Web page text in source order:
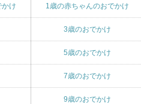
け 1歳の赤ちゃんのおでかけ
3歳のおでかけ
5歳のおでかけ
7歳のおでかけ
9歳のおでかけ